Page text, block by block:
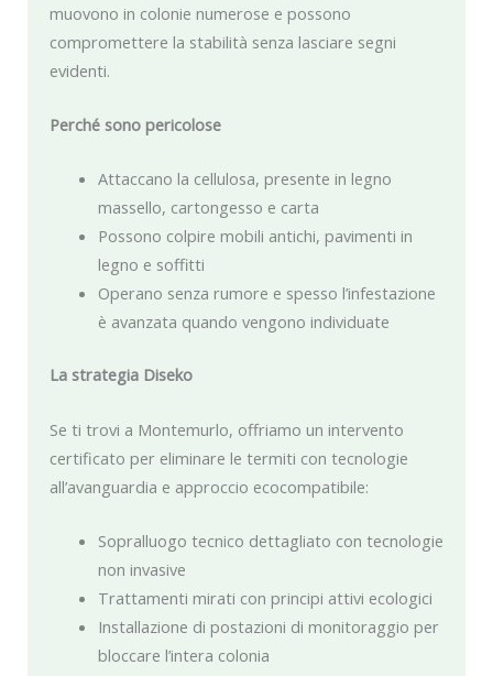
muovono in colonie numerose e possono
compromettere la stabilità senza lasciare segni
evidenti.
Perché sono pericolose
Attaccano la cellulosa, presente in legno
massello, cartongesso e carta
Possono colpire mobili antichi, pavimenti in
legno e soffitti
Operano senza rumore e spesso l’infestazione
è avanzata quando vengono individuate
La strategia Diseko
Se ti trovi a Montemurlo, offriamo un intervento
certificato per eliminare le termiti con tecnologie
all’avanguardia e approccio ecocompatibile:
Sopralluogo tecnico dettagliato con tecnologie
non invasive
Trattamenti mirati con principi attivi ecologici
Installazione di postazioni di monitoraggio per
bloccare l’intera colonia